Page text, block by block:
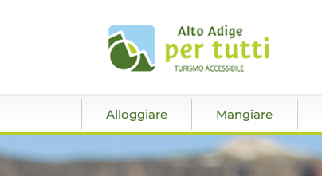
Alloggiare Mangiare